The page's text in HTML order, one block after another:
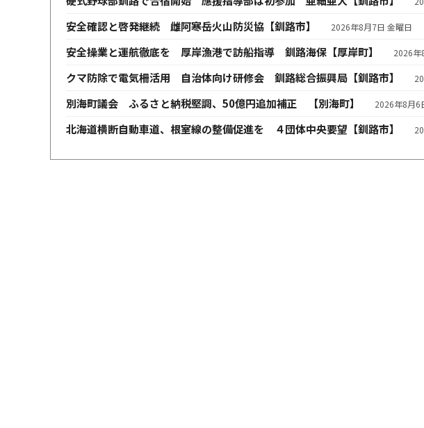
安全確認と啓発継続 雌阿寒岳火山防災協【釧路市】 2026年8月7日 金曜日
安全操業と運航徹底を 厚岸漁港で訪船指導 釧路海保【厚岸町】 2026年
クマ防除で電気柵活用 自治体向け研修会 釧路総合振興局【釧路市】
別海町議会 ふるさと納税堅調、50億円追加補正 【別海町】 2026年8月6
北海道横断自動車道、根室線の整備促進を ４団体中央要望【釧路市】